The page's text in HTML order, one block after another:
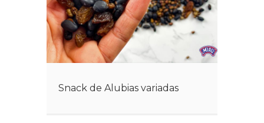
Snack de Alubias variadas